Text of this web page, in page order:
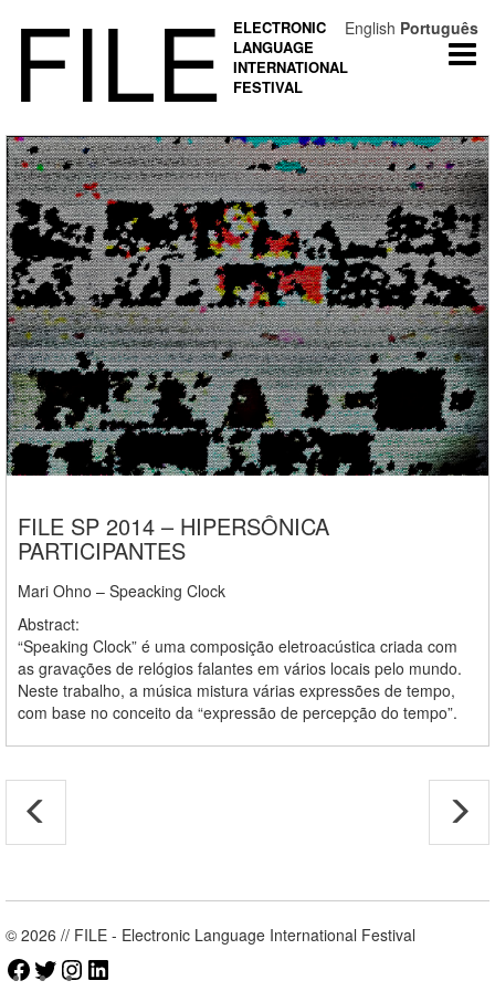
FILE
ELECTRONIC
LANGUAGE
INTERNATIONAL
FESTIVAL
FILE SP 2014 – HIPERSÔNICA
PARTICIPANTES
Mari Ohno – Speacking Clock
Abstract:
“Speaking Clock” é uma composição eletroacústica criada com
as gravações de relógios falantes em vários locais pelo mundo.
Neste trabalho, a música mistura várias expressões de tempo,
com base no conceito da “expressão de percepção do tempo”.
© 2026 // FILE - Electronic Language International Festival
Facebook
TwitterInstagram
English Português